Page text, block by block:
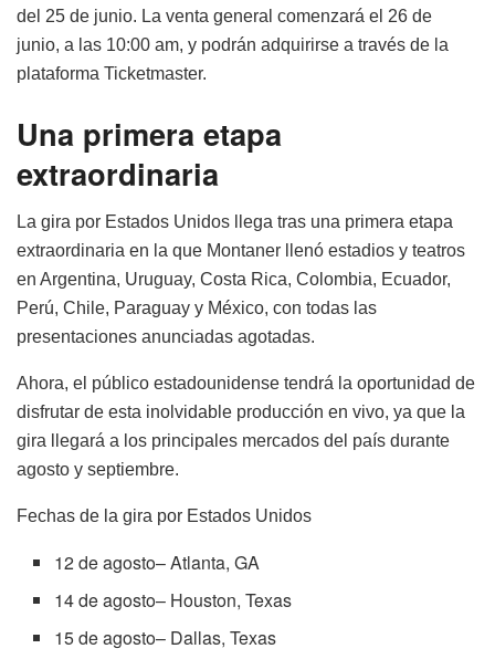
del 25 de junio. La venta general comenzará el 26 de
junio, a las 10:00 am, y podrán adquirirse a través de la
plataforma Ticketmaster.
Una primera etapa
extraordinaria
La gira por Estados Unidos llega tras una primera etapa
extraordinaria en la que Montaner llenó estadios y teatros
en Argentina, Uruguay, Costa Rica, Colombia, Ecuador,
Perú, Chile, Paraguay y México, con todas las
presentaciones anunciadas agotadas.
Ahora, el público estadounidense tendrá la oportunidad de
disfrutar de esta inolvidable producción en vivo, ya que la
gira llegará a los principales mercados del país durante
agosto y septiembre.
Fechas de la gira por Estados Unidos
12 de agosto– Atlanta, GA
14 de agosto– Houston, Texas
15 de agosto– Dallas, Texas